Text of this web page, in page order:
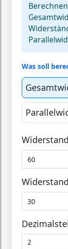
Was soll
Widerstand
Widerstand